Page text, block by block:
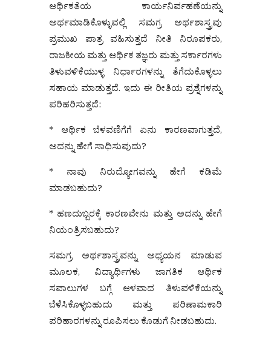
ಆರ್ಥಿಕತೆಯ ಕಾರ್ಯನಿರ್ವಹಣೆಯನ್ನು
ಅರ್ಥಮಾಡಿಕೊಳ್ಳುವಲ್ಲಿ ಸಮಗ್ರ ಅರ್ಥಶಾಸ್ತ್ರವು
ಪ್ರಮುಖ ಪಾತ್ರ ವಹಿಸುತ್ತದೆ ನೀತಿ ನಿರೂಪಕರು,
ರಾಜಕೀಯ ಮತ್ತು ಆರ್ಥಿಕ ತಜ್ಞರು ಮತ್ತು ಸರ್ಕಾರಗಳು
ತಿಳುವಳಿಕೆಯುಳ್ಳ ನಿರ್ಧಾರಗಳನ್ನು ತೆಗೆದುಕೊಳ್ಳಲು
ಸಹಾಯ ಮಾಡುತ್ತದೆ. ಇದು ಈ ರೀತಿಯ ಪ್ರಶ್ನೆಗಳನ್ನು
ಪರಿಹರಿಸುತ್ತದೆ:
* ಆರ್ಥಿಕ ಬೆಳವಣಿಗೆಗೆ ಏನು ಕಾರಣವಾಗುತ್ತದೆ,
ಅದನ್ನು ಹೇಗೆ ಸಾಧಿಸುವುದು?
* ನಾವು ನಿರುದ್ಯೋಗವನ್ನು ಹೇಗೆ ಕಡಿಮೆ
ಮಾಡಬಹುದು?
* ಹಣದುಬ್ಬರಕ್ಕೆ ಕಾರಣವೇನು ಮತ್ತು ಅದನ್ನು ಹೇಗೆ
ನಿಯಂತ್ರಿಸಬಹುದು?
ಸಮಗ್ರ ಅರ್ಥಶಾಸ್ತ್ರವನ್ನು ಅಧ್ಯಯನ ಮಾಡುವ
ಮೂಲಕ, ವಿದ್ಯಾರ್ಥಿಗಳು ಜಾಗತಿಕ ಆರ್ಥಿಕ
ಸವಾಲುಗಳ ಬಗ್ಗೆ ಆಳವಾದ ತಿಳುವಳಿಕೆಯನ್ನು
ಬೆಳೆಸಿಕೊಳ್ಳಬಹುದು ಮತ್ತು ಪರಿಣಾಮಕಾರಿ
ಪರಿಹಾರಗಳನ್ನು ರೂಪಿಸಲು ಕೊಡುಗೆ ನೀಡಬಹುದು.